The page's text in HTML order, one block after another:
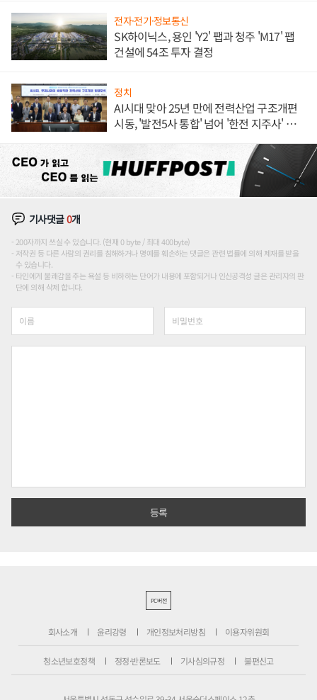
전자·전기·정보통신
SK하이닉스, 용인 'Y2' 팹과 청주 'M17' 팹
건설에 54조 투자 결정
정치
AI시대 맞아 25년 만에 전력산업 구조개편
시동, '발전5사 통합' 넘어 '한전 지주사' 재편
기사댓글0개
200자까지 쓰실 수 있습니다. (현재 0 byte / 최대 400byte)
저작권 등 다른 사람의 권리를 침해하거나 명예를 훼손하는 댓글은 관련 법률에 의해 제재를 받을
수 있습니다.
타인에게 불쾌감을 주는 욕설 등 비하하는 단어가 내용에 포함되거나 인신공격성 글은 관리자의 판
단에 의해 삭제 합니다.
PC버전
회사소개 윤리강령 개인정보처리방침 이용자위원회
청소년보호정책 정정·반론보도 기사심의규정 불편신고